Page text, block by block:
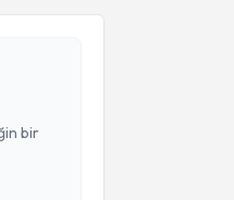
bir
talebi
takvim